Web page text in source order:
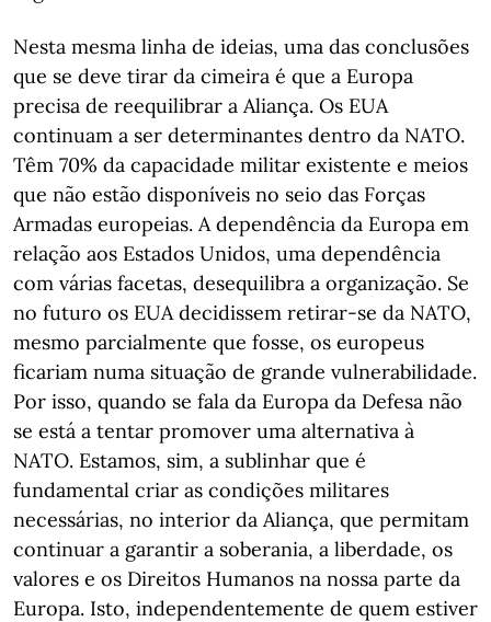
Nesta mesma linha de ideias, uma das conclusões
que se deve tirar da cimeira é que a Europa
precisa de reequilibrar a Aliança. Os EUA
continuam a ser determinantes dentro da NATO.
Têm 70% da capacidade militar existente e meios
que não estão disponíveis no seio das Forças
Armadas europeias. A dependência da Europa em
relação aos Estados Unidos, uma dependência
com várias facetas, desequilibra a organização. Se
no futuro os EUA decidissem retirar-se da NATO,
mesmo parcialmente que fosse, os europeus
ficariam numa situação de grande vulnerabilidade.
Por isso, quando se fala da Europa da Defesa não
se está a tentar promover uma alternativa à
NATO. Estamos, sim, a sublinhar que é
fundamental criar as condições militares
necessárias, no interior da Aliança, que permitam
continuar a garantir a soberania, a liberdade, os
valores e os Direitos Humanos na nossa parte da
Europa. Isto, independentemente de quem estiver